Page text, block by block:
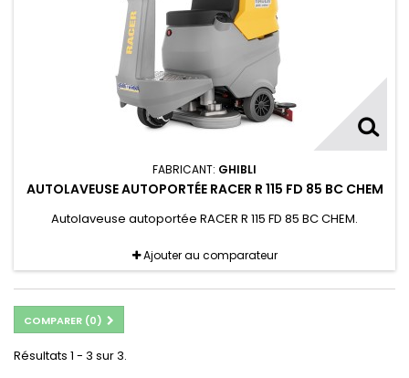
FABRICANT: GHIBLI
AUTOLAVEUSE AUTOPORTÉE RACER R 115 FD 85 BC CHEM
Autolaveuse autoportée RACER R 115 FD 85 BC CHEM.
Ajouter au comparateur
COMPARER (0)
Résultats 1 - 3 sur 3.